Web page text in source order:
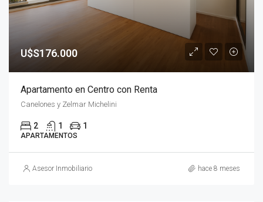
U$S176.000
Apartamento en Centro con Renta
Canelones y Zelmar Michelini
2 1 1
APARTAMENTOS
Asesor Inmobiliario hace 8 meses